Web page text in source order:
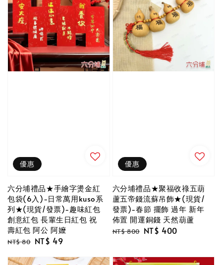
優惠
六分埔禮品★手繪字燙金紅
包袋(6入)-日常萬用kuso系
列★(現貨/發票)-趣味紅包
創意紅包 長輩生日紅包 祝
壽紅包 阿公 阿嬤
Regular
NT$ 80 Sale
NT$ 49
優惠
六分埔禮品★聚福收祿五葫
蘆五帝錢流蘇吊飾★(現貨/
發票)-春節 擺飾 過年 新年
佈置 開運銅錢 天然葫蘆
Regular
NT$ 800 Sale
NT$ 400